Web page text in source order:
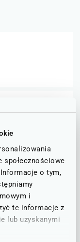
o tym,
i
te informacje z
lub uzyskanymi
(16.06; 22.06; 27-
PKP
w codziennym